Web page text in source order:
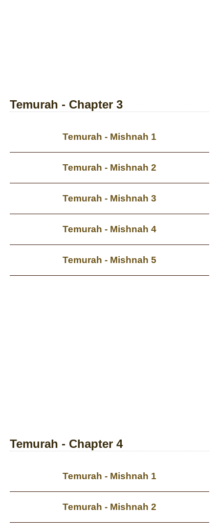
Temurah - Chapter 3
Temurah - Mishnah 1
Temurah - Mishnah 2
Temurah - Mishnah 3
Temurah - Mishnah 4
Temurah - Mishnah 5
Temurah - Chapter 4
Temurah - Mishnah 1
Temurah - Mishnah 2